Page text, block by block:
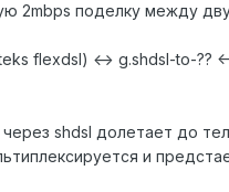
2mbps поделку между
flexdsl) <-> g.shdsl-to-??
shdsl долетает до
и